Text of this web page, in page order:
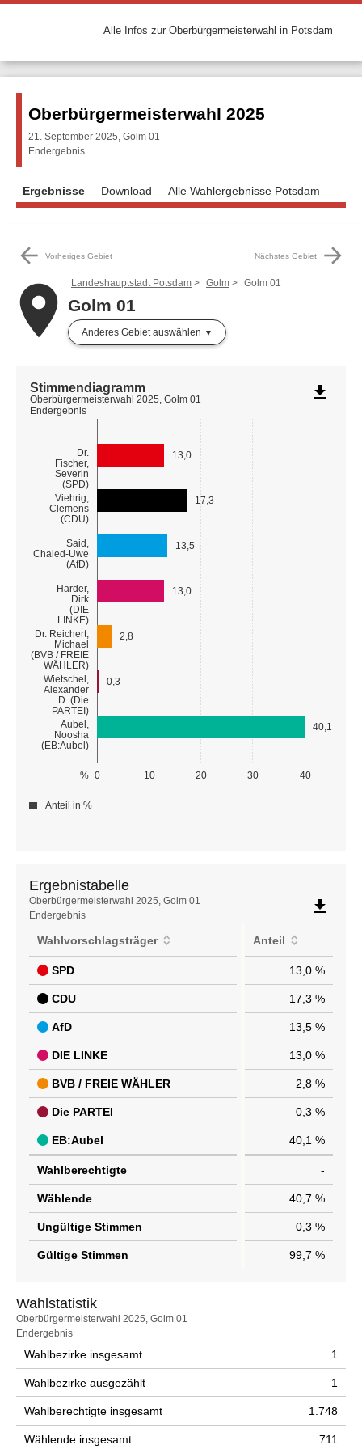
Alle Infos zur Oberbürgermeisterwahl in Potsdam
Oberbürgermeisterwahl 2025
21. September 2025, Golm 01
Endergebnis
Ergebnisse Download Alle Wahlergebnisse Potsdam
arrow_back Vorheriges Gebiet Nächstes Gebiet arrow_forward
placeLandeshauptstadt Potsdam Golm Golm 01
Golm 01
Anderes Gebiet auswählen
Dr.
Fischer,
Severin
(SPD)
Viehrig,
Clemens
(CDU)
Said,
Chaled-Uwe
(AfD)
Harder,
Dirk
(DIE
LINKE)
Dr. Reichert,
Michael
(BVB / FREIE
WÄHLER)
Wietschel,
Alexander
D. (Die
PARTEI)
Aubel,
Noosha
(EB:Aubel)
0 10 20 30 40
%
13,0
17,3
13,5
13,0
2,8
0,3
40,1
Stimmendiagramm
Oberbürgermeisterwahl 2025, Golm 01
Endergebnis
Anteil in %
file_download
Ergebnistabelle
Ergebnistabelle
Oberbürgermeisterwahl 2025, Golm 01
Endergebnis
file_download
Wahlvorschlagsträger Anteil
SPD 13,0 %
CDU 17,3 %
AfD 13,5 %
DIE LINKE 13,0 %
BVB / FREIE WÄHLER 2,8 %
Die PARTEI 0,3 %
EB:Aubel 40,1 %
Wahlberechtigte -
Wählende 40,7 %
Ungültige Stimmen 0,3 %
Gültige Stimmen 99,7 %
Wahlstatistik
Wahlstatistik
Oberbürgermeisterwahl 2025, Golm 01
Endergebnis
Wahlbezirke insgesamt 1
Wahlbezirke ausgezählt 1
Wahlberechtigte insgesamt 1.748
Wählende insgesamt 711